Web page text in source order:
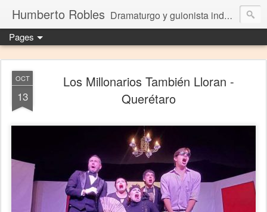
Humberto Robles Dramaturgo y guionista independiente
Pages
OCT
13
Los Millonarios También Lloran -
Querétaro